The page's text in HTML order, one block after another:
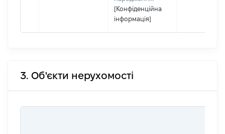
[Конфіденційна
інформація]
3. Об'єкти нерухомості